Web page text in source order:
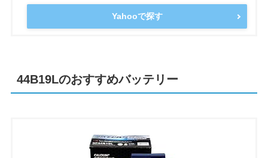
Yahooで探す
44B19Lのおすすめバッテリー